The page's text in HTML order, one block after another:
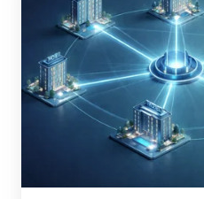
réseau
d'un
groupe
hôtelier
le